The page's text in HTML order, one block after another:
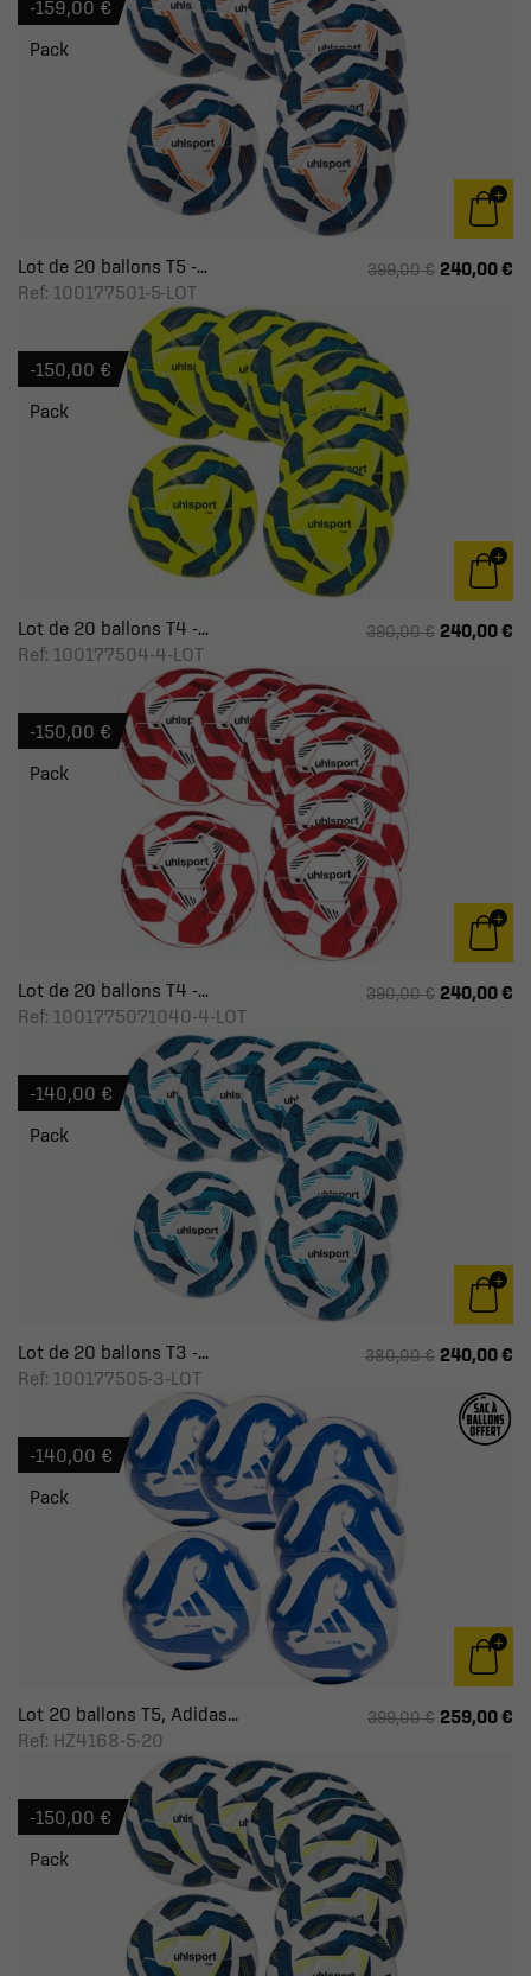
Lot de 20 ballons T5 -...
Ref: 100177501-5-LOT
399,00 € 240,00 €
-159,00 €
Pack
Lot de 20 ballons T4 -...
Ref: 100177504-4-LOT
390,00 € 240,00 €
-150,00 €
Pack
Lot de 20 ballons T4 -...
Ref: 1001775071040-4-LOT
390,00 € 240,00 €
-150,00 €
Pack
Lot de 20 ballons T3 -...
Ref: 100177505-3-LOT
380,00 € 240,00 €
-140,00 €
Pack
Lot 20 ballons T5, Adidas...
Ref: HZ4168-5-20
399,00 € 259,00 €
-140,00 €
Pack
-150,00 €
Pack